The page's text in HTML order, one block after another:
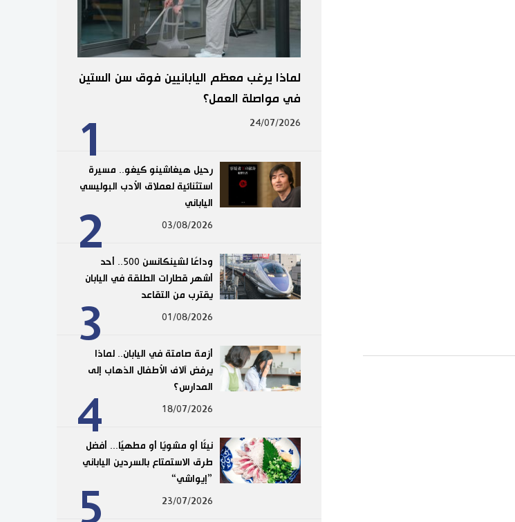
1
لماذا يرغب معظم اليابانيين فوق سن الستين
في مواصلة العمل؟
24/07/2026
2
رحيل هيغاشينو كيغو.. مسيرة
استثنائية لعملاق الأدب البوليسي
الياباني
03/08/2026
3
وداعًا لشينكانسن 500.. أحد
أشهر قطارات الطلقة في اليابان
يقترب من التقاعد
01/08/2026
4
أزمة صامتة في اليابان.. لماذا
يرفض آلاف الأطفال الذهاب إلى
المدارس؟
18/07/2026
5
نيئًا أو مشويًا أو مطهيًا... أفضل
طرق الاستمتاع بالسردين الياباني
”إيواشي“
23/07/2026